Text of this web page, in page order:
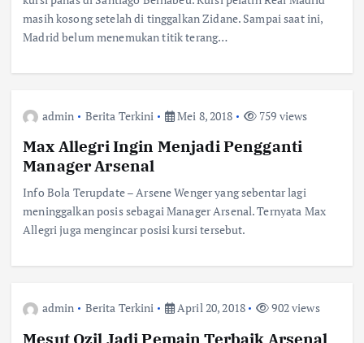
masih kosong setelah di tinggalkan Zidane. Sampai saat ini,
Madrid belum menemukan titik terang…
admin Berita Terkini Mei 8, 2018 759 views
Max Allegri Ingin Menjadi Pengganti
Manager Arsenal
Info Bola Terupdate – Arsene Wenger yang sebentar lagi
meninggalkan posis sebagai Manager Arsenal. Ternyata Max
Allegri juga mengincar posisi kursi tersebut.
admin Berita Terkini April 20, 2018 902 views
Mesut Ozil Jadi Pemain Terbaik Arsenal